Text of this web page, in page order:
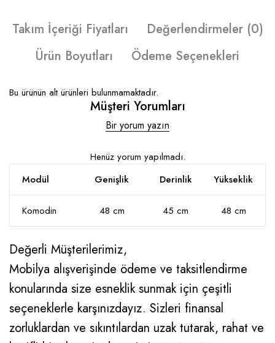
Takım İçeriği Fiyatları
Değerlendirmeler (0)
Ürün Boyutları
Ödeme Seçenekleri
Bu ürünün alt ürünleri bulunmamaktadır.
Müşteri Yorumları
Bir yorum yazın
Henüz yorum yapılmadı.
Modül
Genişlik Derinlik Yükseklik
Komodin 48 cm 45 cm 48 cm
Değerli Müşterilerimiz,
Mobilya alışverişinde ödeme ve taksitlendirme
konularında size esneklik sunmak için çeşitli
seçeneklerle karşınızdayız. Sizleri finansal
zorluklardan ve sıkıntılardan uzak tutarak, rahat ve